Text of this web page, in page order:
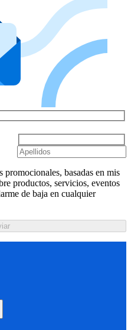
basadas en mis
productos, servicios, eventos
de baja en cualquier